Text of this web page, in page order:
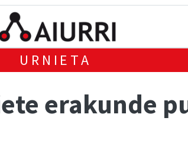
URNIETA
erakunde